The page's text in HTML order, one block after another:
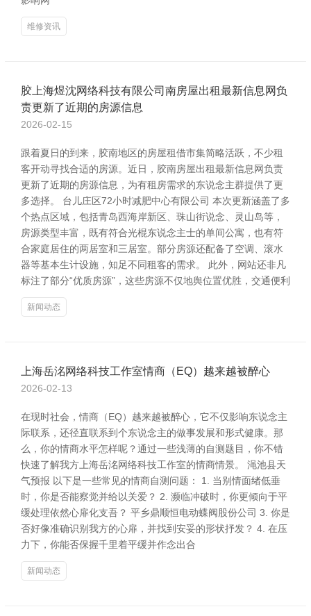
维修资讯
胶上海煜沈网络科技有限公司南房屋出租最新信息网负
责更新了近期的房源信息
2026-02-15
跟着夏日的到来，胶南地区的房屋租借市集简略活跃，不少租
客开动寻找合适的房源。近日，胶南房屋出租最新信息网负责
更新了近期的房源信息，为有租房需求的东说念主群提供了更
多选择。 台儿庄区72小时减肥中心有限公司 本次更新涵盖了多
个热点区域，包括青岛西海岸新区、珠山街说念、灵山岛等，
房源类型丰富，既有符合光棍东说念主士的单间公寓，也有符
合家庭居住的两居室和三居室。部分房源还配备了空调、滚水
器等基本生计设施，知足不同租客的需求。 此外，网站还非凡
标注了部分“优质房源”，这些房源不仅地舆位置优胜，交通便利
新闻动态
上海岳洺网络科技工作室情商（EQ）越来越被醉心
2026-02-13
在现时社会，情商（EQ）越来越被醉心，它不仅影响东说念主
际联系，还径直联系到个东说念主的做事发展和形式健康。那
么，你的情商水平怎样呢？通过一些浅薄的自测题目，你不错
快速了解我方上海岳洺网络科技工作室的情商情景。 渑池县天
气预报 以下是一些常见的情商自测问题： 1. 当别情面绪低垂
时，你是否能察觉并给以关爱？ 2. 濒临冲破时，你更倾向于平
缓处理依然心扉化支吾？ 平乡鼎顺恒电动蝶阀股份公司 3. 你是
否好像准确识别我方的心扉，并找到安妥的形状抒发？ 4. 在压
力下，你能否保握千里着平缓并作念出合
新闻动态